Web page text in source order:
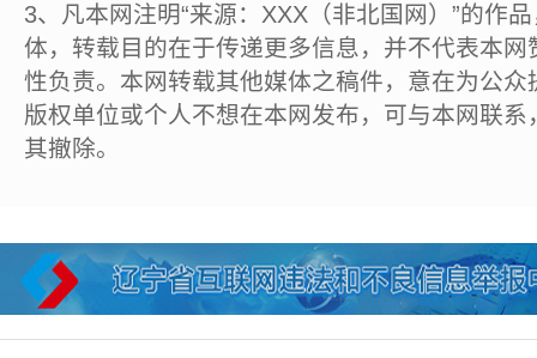
3、凡本网注明“来源：XXX（非北国网）”的作
体，转载目的在于传递更多信息，并不代表本
性负责。本网转载其他媒体之稿件，意在为公
版权单位或个人不想在本网发布，可与本网联
其撤除。